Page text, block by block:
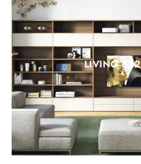
LIVING 632